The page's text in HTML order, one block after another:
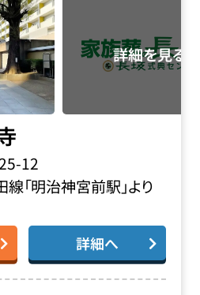
12
「明治神宮前駅」より
詳細へ